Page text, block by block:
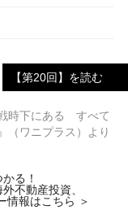
【第20回】を読む
時下にある すべて
（ワニプラス）より
る！
不動産投資、
情報はこちら ＞